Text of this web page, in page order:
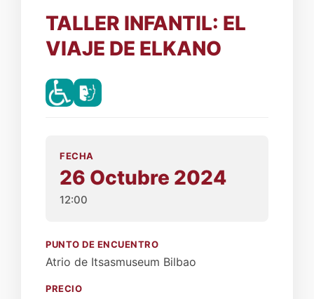
TALLER INFANTIL: EL
VIAJE DE ELKANO
FECHA
26 Octubre 2024
12:00
PUNTO DE ENCUENTRO
Atrio de Itsasmuseum Bilbao
PRECIO